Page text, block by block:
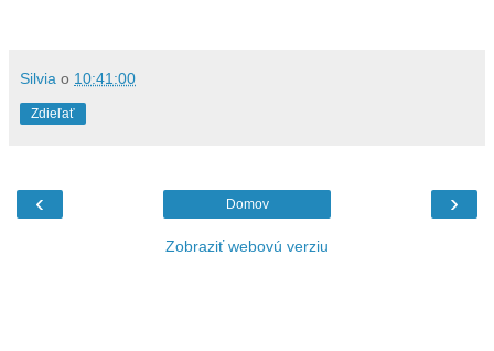
Silvia o 10:41:00
Zdieľať
‹ ›
Domov
Zobraziť webovú verziu